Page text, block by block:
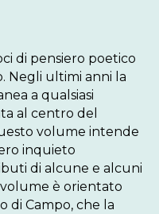
di pensiero poetico
Negli ultimi anni la
a qualsiasi
al centro del
volume intende
inquieto
di alcune e alcuni
è orientato
di Campo, che la